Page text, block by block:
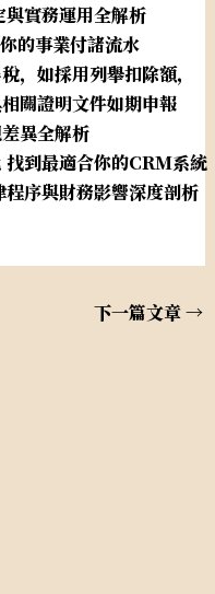
實務運用全解析
的事業付諸流水
，如採用列舉扣除額，
關證明文件如期申報
異全解析
到最適合你的CRM系統
序與財務影響深度剖析
下一篇文章→